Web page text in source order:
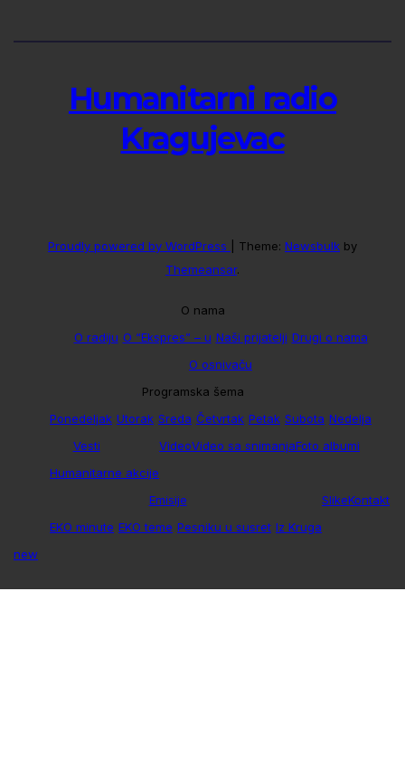
Humanitarni radio
Kragujevac
Proudly powered by WordPress Theme: Newsbulk by
Themeansar.
O nama
O radiju O “Ekspres” – u Naši prijatelji Drugi o nama
O osnivaču
Programska šema
Ponedeljak Utorak Sreda Četvrtak Petak Subota Nedelja
Vesti
Humanitarne akcije
VideoVideo sa snimanjaFoto albumi
Emisije
EKO minute EKO teme Pesniku u susret Iz Kruga
SlikeKontakt
new